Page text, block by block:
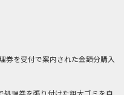
券を受付で案内された金額分購入
理券を張り付けた粗大ゴミを自